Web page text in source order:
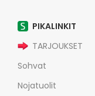
PIKALINKIT
TARJOUKSET
Sohvat
Nojatuolit